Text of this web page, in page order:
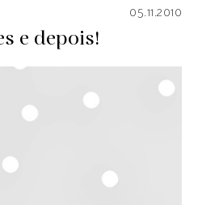
05.11.2010
e depois!